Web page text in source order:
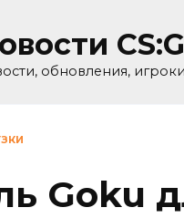
обновления,
Goku